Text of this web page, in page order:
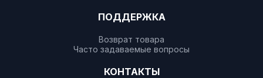
ПОДДЕРЖКА
Возврат товара
Часто задаваемые вопросы
КОНТАКТЫ